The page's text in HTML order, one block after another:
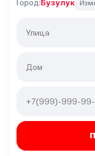
Город:Бузулук